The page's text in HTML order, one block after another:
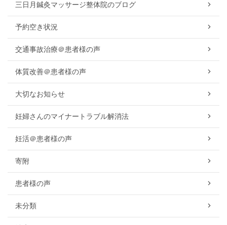
三日月鍼灸マッサージ整体院のブログ
予約空き状況
交通事故治療＠患者様の声
体質改善＠患者様の声
大切なお知らせ
妊婦さんのマイナートラブル解消法
妊活＠患者様の声
寄附
患者様の声
未分類